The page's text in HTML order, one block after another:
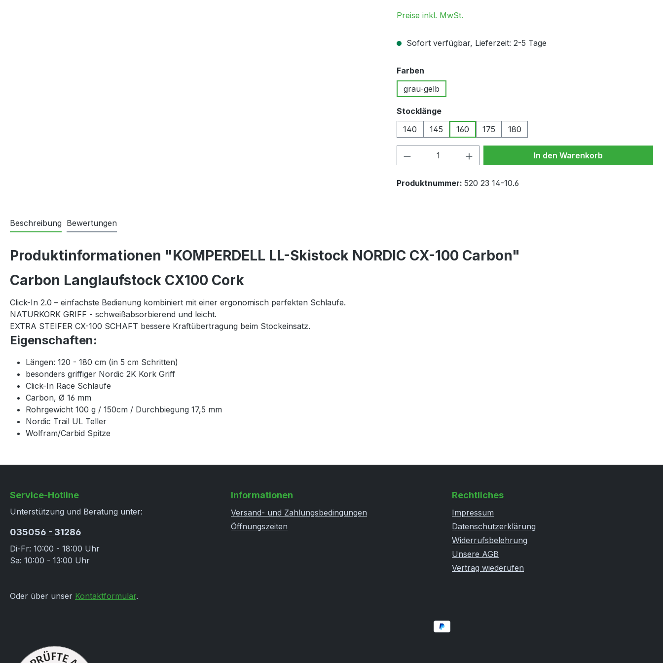
Preise inkl. MwSt.
Sofort verfügbar, Lieferzeit: 2-5 Tage
Farben
grau-gelb
Stocklängeauswählen
140
145 160 175 180
Produkt Anzahl: Gib den gewünschten Wert
In den Warenkorb
Produktnummer: 520 23 14-10.6
Beschreibung Bewertungen
Produktinformationen "KOMPERDELL LL-Skistock NORDIC CX-100 Carbon"
Carbon Langlaufstock CX100 Cork
Click-In 2.0 – einfachste Bedienung kombiniert mit einer ergonomisch perfekten Schlaufe.
NATURKORK GRIFF - schweißabsorbierend und leicht.
EXTRA STEIFER CX-100 SCHAFT bessere Kraftübertragung beim Stockeinsatz.
Eigenschaften:
Längen: 120 - 180 cm (in 5 cm Schritten)
besonders griffiger Nordic 2K Kork Griff
Click-In Race Schlaufe
Carbon, Ø 16 mm
Rohrgewicht 100 g / 150cm / Durchbiegung 17,5 mm
Nordic Trail UL Teller
Wolfram/Carbid Spitze
Service-Hotline
Unterstützung und Beratung unter:
035056 - 31286
Di-Fr: 10:00 - 18:00 Uhr
Sa: 10:00 - 13:00 Uhr
Oder über unser Kontaktformular.
Informationen
Versand- und Zahlungsbedingungen
Öffnungszeiten
Rechtliches
Impressum
Datenschutzerklärung
Widerrufsbelehrung
Unsere AGB
Vertrag wiederufen